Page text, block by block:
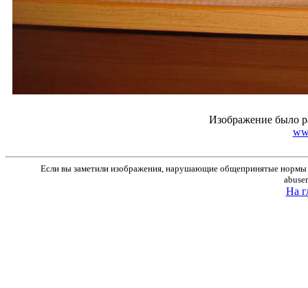
Изображение было
Если вы заметили изображения, нарушающие общепринятые нормы
На